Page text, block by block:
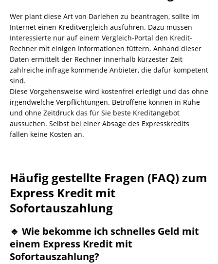
Wer plant diese Art von Darlehen zu beantragen, sollte im
Internet einen Kreditvergleich ausführen. Dazu müssen
Interessierte nur auf einem Vergleich-Portal den Kredit-
Rechner mit einigen Informationen füttern. Anhand dieser
Daten ermittelt der Rechner innerhalb kürzester Zeit
zahlreiche infrage kommende Anbieter, die dafür kompetent
sind.
Diese Vorgehensweise wird kostenfrei erledigt und das ohne
irgendwelche Verpflichtungen. Betroffene können in Ruhe
und ohne Zeitdruck das für Sie beste Kreditangebot
aussuchen. Selbst bei einer Absage des Expresskredits
fallen keine Kosten an.
Häufig gestellte Fragen (FAQ) zum
Express Kredit mit
Sofortauszahlung
🔹 Wie bekomme ich schnelles Geld mit
einem Express Kredit mit
Sofortauszahlung?